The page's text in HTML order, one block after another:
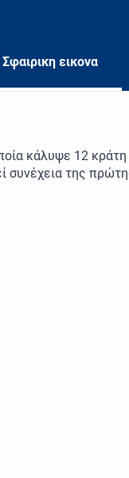
Σφαιρικη εικονα
κάλυψε 12
συνέχεια της